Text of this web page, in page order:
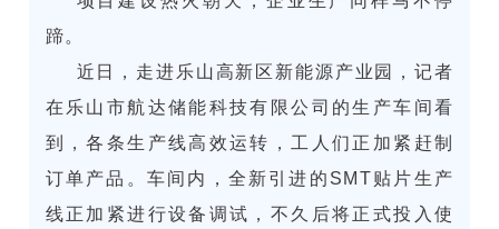
蹄。
近日，走进乐山高新区新能源产业园，记者
在乐山市航达储能科技有限公司的生产车间看
到，各条生产线高效运转，工人们正加紧赶制
订单产品。车间内，全新引进的 SMT贴片生产
线正加紧进行设备调试，不久后将正式投入使